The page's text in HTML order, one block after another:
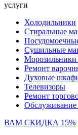
услуги
Холодильники
Стиральные
Сушильные
Ремонт
Духовые
Телевизоры
Ремонт
Обслуживание
ВАМ СКИДКА 15%